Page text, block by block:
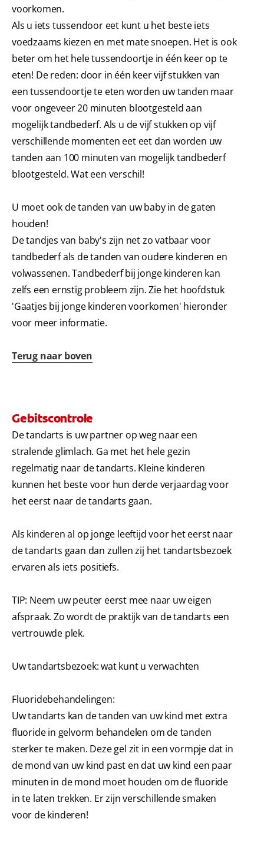
voorkomen.
Als u iets tussendoor eet kunt u het beste iets
voedzaams kiezen en met mate snoepen. Het is ook
beter om het hele tussendoortje in één keer op te
eten! De reden: door in één keer vijf stukken van
een tussendoortje te eten worden uw tanden maar
voor ongeveer 20 minuten blootgesteld aan
mogelijk tandbederf. Als u de vijf stukken op vijf
verschillende momenten eet eet dan worden uw
tanden aan 100 minuten van mogelijk tandbederf
blootgesteld. Wat een verschil!
U moet ook de tanden van uw baby in de gaten
houden!
De tandjes van baby's zijn net zo vatbaar voor
tandbederf als de tanden van oudere kinderen en
volwassenen. Tandbederf bij jonge kinderen kan
zelfs een ernstig probleem zijn. Zie het hoofdstuk
'Gaatjes bij jonge kinderen voorkomen' hieronder
voor meer informatie.
Terug naar boven
Gebitscontrole
De tandarts is uw partner op weg naar een
stralende glimlach. Ga met het hele gezin
regelmatig naar de tandarts. Kleine kinderen
kunnen het beste voor hun derde verjaardag voor
het eerst naar de tandarts gaan.
Als kinderen al op jonge leeftijd voor het eerst naar
de tandarts gaan dan zullen zij het tandartsbezoek
ervaren als iets positiefs.
TIP: Neem uw peuter eerst mee naar uw eigen
afspraak. Zo wordt de praktijk van de tandarts een
vertrouwde plek.
Uw tandartsbezoek: wat kunt u verwachten
Fluoridebehandelingen:
Uw tandarts kan de tanden van uw kind met extra
fluoride in gelvorm behandelen om de tanden
sterker te maken. Deze gel zit in een vormpje dat in
de mond van uw kind past en dat uw kind een paar
minuten in de mond moet houden om de fluoride
in te laten trekken. Er zijn verschillende smaken
voor de kinderen!